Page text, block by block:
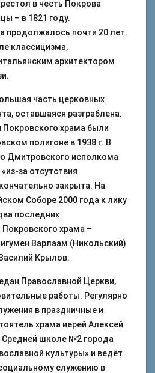
в честь Покрова
– в 1821 году.
продолжалось почти 20 лет.
классицизма,
архитектором
часть церковных
оставшаяся разграблена.
храма были
полигоне в 1938 г. В
Дмитровского исполкома
за отсутствия
закрыта. На
Соборе 2000 года к лику
последних
храма –
Варлаам (Никольский)
Крылов.
Православной Церкви,
работы. Регулярно
в праздничные и
храма иерей Алексей
Средней школе №2 города
культуры» и ведёт
служению в